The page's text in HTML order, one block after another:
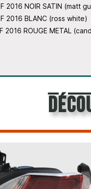
2016 NOIR SATIN (matt
2016 BLANC (ross white)
ROUGE METAL